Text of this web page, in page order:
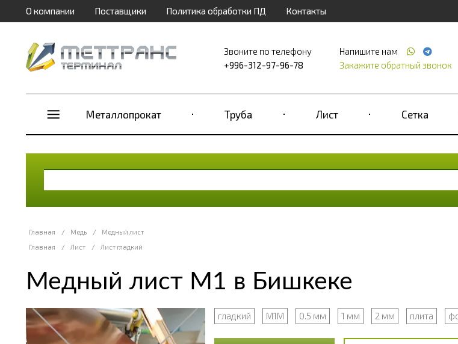
О компании Поставщики Политика обработки ПД Контакты
Звоните по телефону
+996-312-97-96-78
Напишите нам
Закажите обратный звонок
Металлопрокат Труба Лист Сетка
Главная / Медь /
Медный лист
Главная
/ Лист / Лист гладкий
Медный лист М1 в Бишкеке
гладкий М1М 0.5 мм 1 мм 2 мм плита